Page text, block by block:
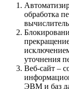
обработка
уточнения
Веб-сайт –
ЭВМ и баз